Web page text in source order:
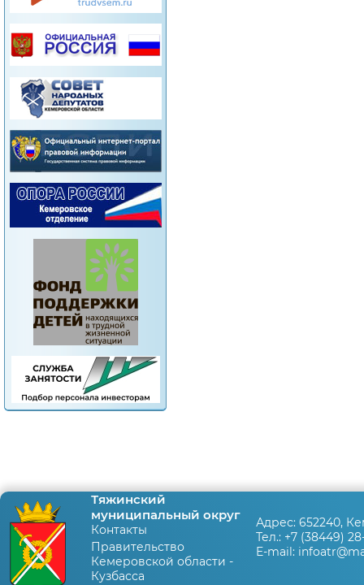
Тяжинский
муниципальный округ
Контакты
Правительство
Кемеровской области -
Кузбасса
Адрес: 652240,
Тел.: +7 (38449)
E-mail: